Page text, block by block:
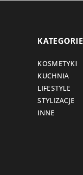
KATEGORIE
KOSMETYKI
KUCHNIA
LIFESTYLE
STYLIZACJE
INNE